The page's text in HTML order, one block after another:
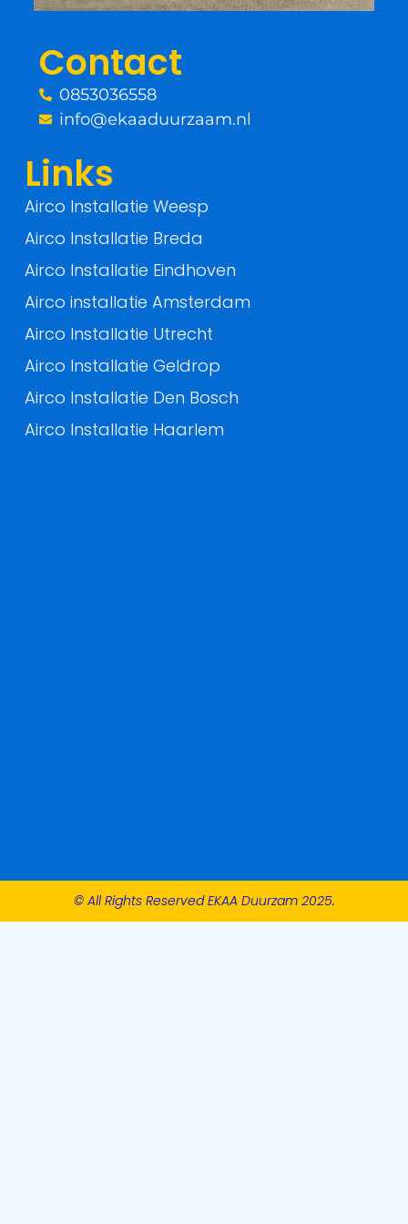
k
-
Contact
0853036558
info@ekaaduurzaam.nl
Links
Airco Installatie Weesp
Airco Installatie Breda
Airco Installatie Eindhoven
Airco installatie Amsterdam
Airco Installatie Utrecht
Airco Installatie Geldrop
Airco Installatie Den Bosch
Airco Installatie Haarlem
© All Rights Reserved EKAA Duurzam 2025.